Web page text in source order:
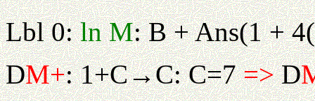
Lbl 0:ln M: B + Ans(1 +
DM+: 1+C→C: C=7=>D